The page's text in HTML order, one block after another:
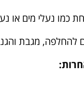
כמו נעלי מים או
להחלפה, מגבת